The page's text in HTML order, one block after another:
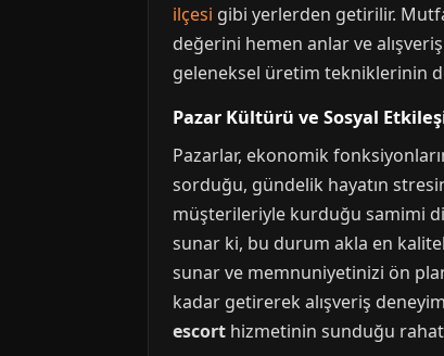
ilçesi gibi yerlerden getirilir.
değerini hemen anlar ve
geleneksel üretim tekniklerinin
Pazar Kültürü ve Sosyal
Pazarlar, ekonomik
sorduğu, gündelik hayatın
müşterileriyle kurduğu samimi
sunar ki, bu durum akla en
sunar ve memnuniyetinizi ön
kadar getirerek alışveriş
escort hizmetinin sunduğu